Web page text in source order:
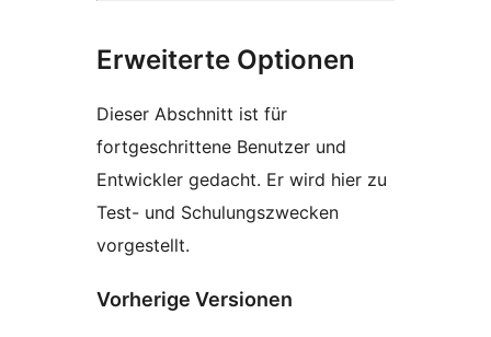
Erweiterte Optionen
Dieser Abschnitt ist für
fortgeschrittene Benutzer und
Entwickler gedacht. Er wird hier zu
Test- und Schulungszwecken
vorgestellt.
Vorherige Versionen